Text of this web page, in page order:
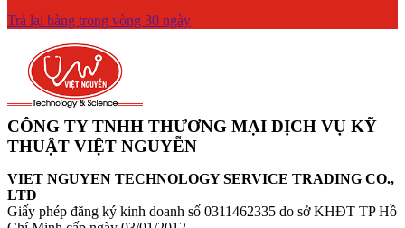
Trả lại hàng trong vòng 30 ngày
CÔNG TY TNHH THƯƠNG MẠI DỊCH VỤ KỸ
THUẬT VIỆT NGUYỄN
VIET NGUYEN TECHNOLOGY SERVICE TRADING CO.,
LTD
Giấy phép đăng ký kinh doanh số 0311462335 do sở KHĐT TP Hồ